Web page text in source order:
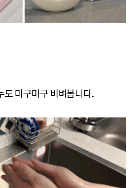
도 마구마구 비벼봅니다.